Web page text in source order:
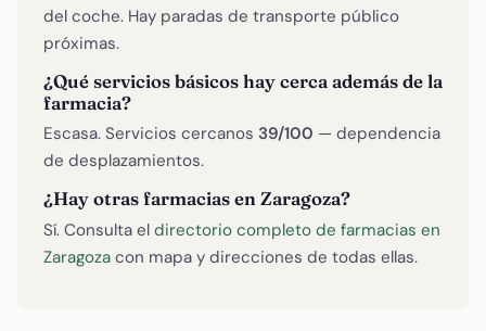
del coche. Hay paradas de transporte público
próximas.
¿Qué servicios básicos hay cerca además de la
farmacia?
Escasa. Servicios cercanos 39/100 — dependencia
de desplazamientos.
¿Hay otras farmacias en Zaragoza?
Sí. Consulta el directorio completo de farmacias en
Zaragoza con mapa y direcciones de todas ellas.